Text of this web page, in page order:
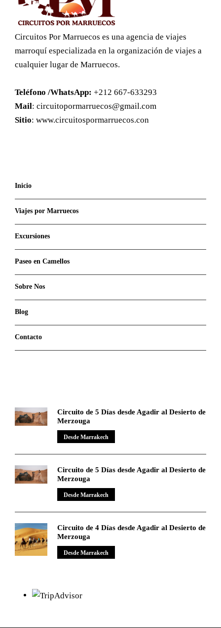
Circuitos Por Marruecos es una agencia de viajes
marroquí especializada en la organización de viajes a
cualquier lugar de Marruecos.
Teléfono /WhatsApp: +212 667-633293
Mail: circuitopormarruecos@gmail.com
Sitio: www.circuitospormarruecos.con
Inicio
Viajes por Marruecos
Excursiones
Paseo en Camellos
Sobre Nos
Blog
Contacto
Circuito de 5 Días desde Agadir al Desierto de
Merzouga
Desde Marrakech
Circuito de 5 Días desde Agadir al Desierto de
Merzouga
Desde Marrakech
Circuito de 4 Días desde Agadir al Desierto de
Merzouga
Desde Marrakech